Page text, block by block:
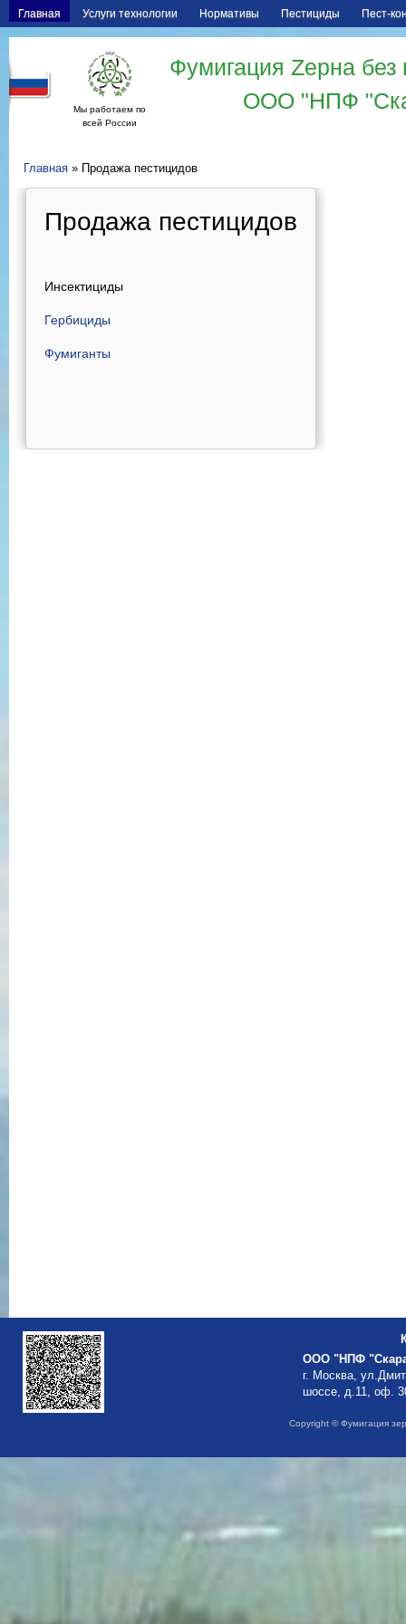
Главная Услуги технологии Нормативы Пестициды Пест-
Мы работаем по
всей России
Фумигация Zерна
ООО "НПФ
Главная » Продажа пестицидов
Продажа пестицидов
Инсектициды
Гербициды
Фумиганты
ООО "НПФ
г. Москва,
шоссе, д.11, оф.
Copyright © Фумигация